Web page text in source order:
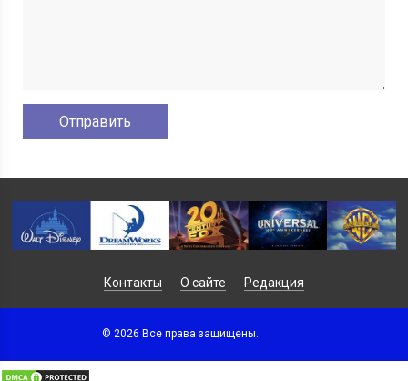
Контакты О сайте Редакция
© 2026 Все права защищены.